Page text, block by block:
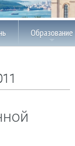
Образование